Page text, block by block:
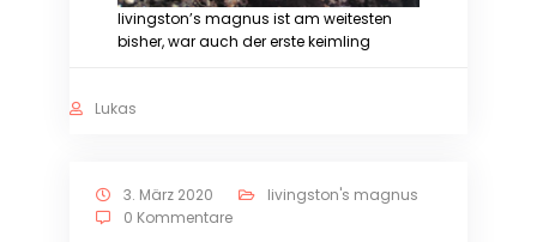
livingston’s magnus ist am weitesten
bisher, war auch der erste keimling
Lukas
3. März 2020
livingston's magnus
0 Kommentare